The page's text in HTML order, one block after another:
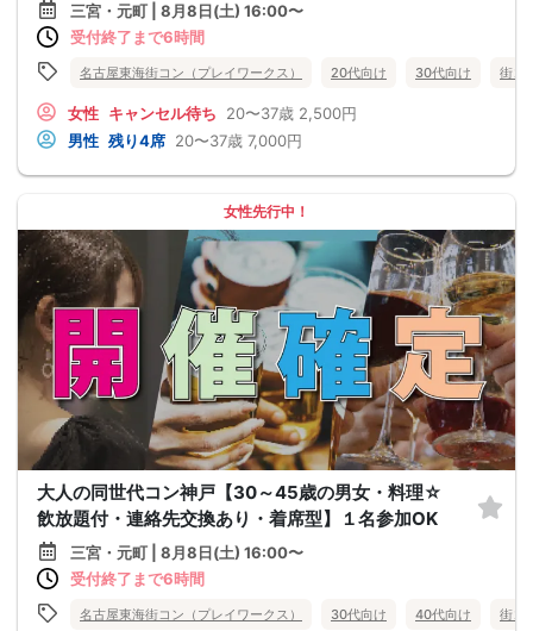
三宮・元町 | 8月8日(土) 16:00〜
受付終了まで6時間
名古屋東海街コン（プレイワークス） 20代向け 30代向け 街コ
女性 キャンセル待ち 20〜37歳 2,500円
男性 残り4席 20〜37歳 7,000円
女性先行中！
大人の同世代コン神戸【30～45歳の男女・料理☆
飲放題付・連絡先交換あり・着席型】１名参加OK
三宮・元町 | 8月8日(土) 16:00〜
受付終了まで6時間
名古屋東海街コン（プレイワークス） 30代向け 40代向け 街コ